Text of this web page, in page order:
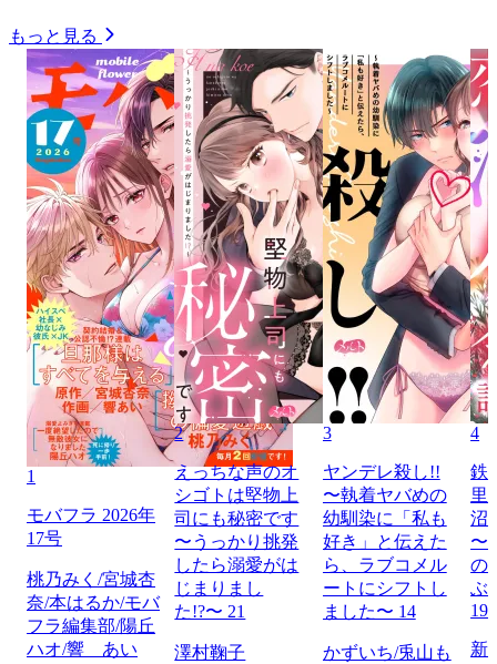
もっと見る
1
モバフラ 2026年
17号
桃乃みく/宮城杏
奈/本はるか/モバ
フラ編集部/陽丘
ハオ/響 あい
2
えっちな声のオ
シゴトは堅物上
司にも秘密です
〜うっかり挑発
したら溺愛がは
じまりまし
た!?〜 21
澤村鞠子
3
ヤンデレ殺し!!
〜執着ヤバめの
幼馴染に「私も
好き」と伝えた
ら、ラブコメル
ートにシフトし
ました〜 14
かずいち/兎山も
4
鉄
里
沼
〜
の
ぶ
19
新